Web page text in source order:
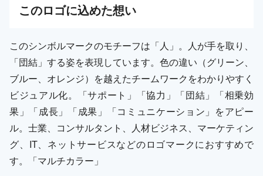
このロゴに込めた想い
このシンボルマークのモチーフは「人」。人が手を取り、
「団結」する姿を表現しています。色の違い（グリーン、
ブルー、オレンジ）を越えたチームワークをわかりやすく
ビジュアル化。「サポート」「協力」「団結」「相乗効
果」「成長」「成果」「コミュニケーション」をアピー
ル。士業、コンサルタント、人材ビジネス、マーケティン
グ、IT、ネットサービスなどのロゴマークにおすすめで
す。「マルチカラー」